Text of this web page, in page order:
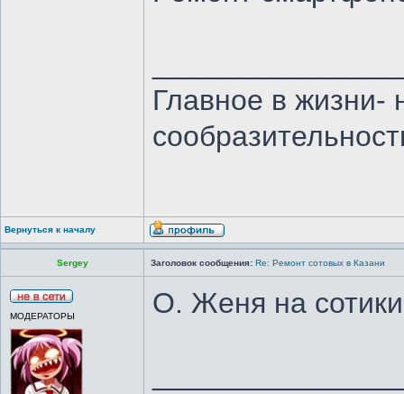
Главное в жизни-
Вернуться к началу
Sergey Заголовок сообщения: Re: Ремонт сотовых в Казани
МОДЕРАТОРЫ О. Женя на